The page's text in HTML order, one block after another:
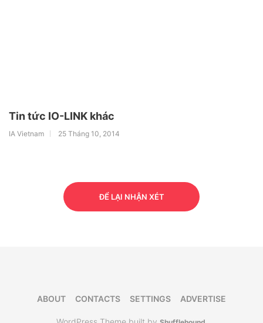
Tin tức IO-LINK khác
IA Vietnam 25 Tháng 10, 2014
ĐỂ LẠI NHẬN XÉT
ABOUT CONTACTS SETTINGS ADVERTISE